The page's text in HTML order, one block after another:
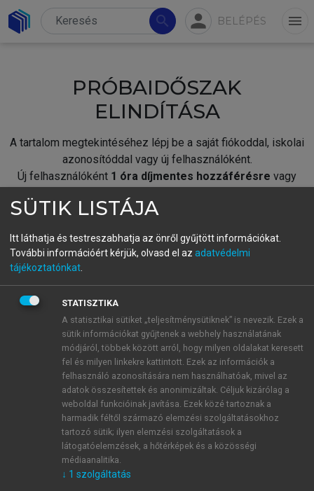
search person BELÉPÉS menu
PRÓBAIDŐSZAK
ELINDÍTÁSA
A tartalom megtekintéséhez lépj be a saját fiókoddal, iskolai
azonosítóddal vagy új felhasználóként.
Új felhasználóként 1 óra díjmentes hozzáférésre vagy
fiókoddal,vagy hozz létre új fiókot.
A regisztráció után apróbaidőszakautomatikusan
BELÉPÉS SAJÁT FIÓKKAL
ÚJ FIÓK LÉTREHOZÁSA
1 óra díjmentes hozzáférés
E-MAIL-CÍM
SÜTIK LISTÁJA
Itt láthatja és testreszabhatja az önről gyűjtött információkat.
További információért kérjük, olvasd el az adatvédelmi
tájékoztatónkat
STATISZTIKA
A statisztikai sütiket „teljesítménysütiknek” is nevezik. Ezek a
sütik információkat gyűjtenek a webhely használatának
módjáról, többek között arról, hogy milyen oldalakat keresett
fel és milyen linkekre kattintott. Ezek az információk a
felhasználó azonosítására nem használhatóak, mivel az
adatok összesítettek és anonimizáltak. Céljuk kizárólag a
weboldal funkcióinak javítása. Ezek közé tartoznak a
harmadik féltől származó elemzési szolgáltatásokhoz
tartozó sütik; ilyen elemzési szolgáltatások a
látogatóelemzések, a hőtérképek és a közösségi
médiaanalitika.
↓ 1 szolgáltatás